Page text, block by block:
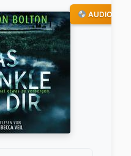
AUDIO-CD